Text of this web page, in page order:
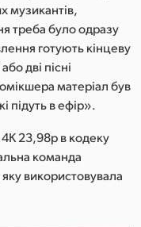
музикантів,
треба було одразу
готують кінцеву
дві пісні
матеріал був
підуть в ефір».
23,98p в кодеку
команда
використовувала